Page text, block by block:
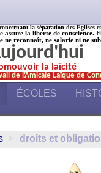
la séparation des Églises
assure la liberté de conscience.
ne reconnaît, ne salarie ni ne
la laïcité
de l’Amicale Laïque de
ÉCOLES
> droits et